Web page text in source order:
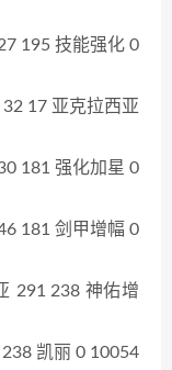
195 技能强化 0
17 亚克拉西亚
181 强化加星 0
181 剑甲增幅 0
291 238 神佑增
凯丽 0 10054